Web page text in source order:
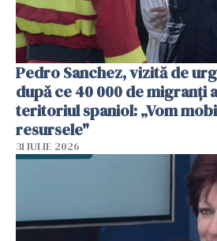
Pedro Sanchez, vizită de
după ce 40 000 de migranți
teritoriul spaniol: „Vom
resursele"
31 IULIE 2026